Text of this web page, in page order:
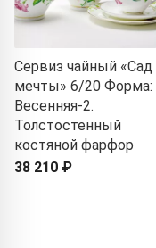
Сервиз чайный «Сад
мечты» 6/20 Форма:
Весенняя-2.
Толстостенный
костяной фарфор
38 210 ₽